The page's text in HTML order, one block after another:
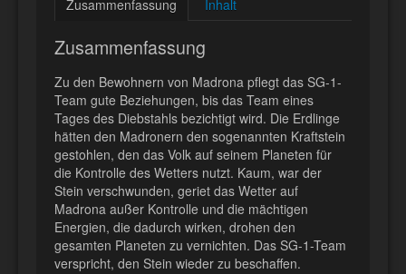
Zusammenfassung Inhalt
Zusammenfassung
Zu den Bewohnern von Madrona pflegt das SG-1-
Team gute Beziehungen, bis das Team eines
Tages des Diebstahls bezichtigt wird. Die Erdlinge
hätten den Madronern den sogenannten Kraftstein
gestohlen, den das Volk auf seinem Planeten für
die Kontrolle des Wetters nutzt. Kaum, war der
Stein verschwunden, geriet das Wetter auf
Madrona außer Kontrolle und die mächtigen
Energien, die dadurch wirken, drohen den
gesamten Planeten zu vernichten. Das SG-1-Team
verspricht, den Stein wieder zu beschaffen.